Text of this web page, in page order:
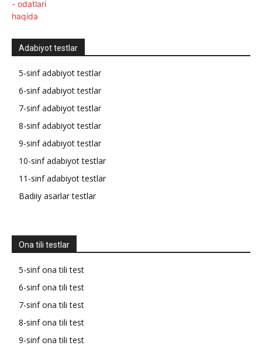
Adabiyot testlar
5-sinf adabiyot testlar
6-sinf adabiyot testlar
7-sinf adabiyot testlar
8-sinf adabiyot testlar
9-sinf adabiyot testlar
10-sinf adabiyot testlar
11-sinf adabiyot testlar
Badiiy asarlar testlar
Ona tili testlar
5-sinf ona tili test
6-sinf ona tili test
7-sinf ona tili test
8-sinf ona tili test
9-sinf ona tili test